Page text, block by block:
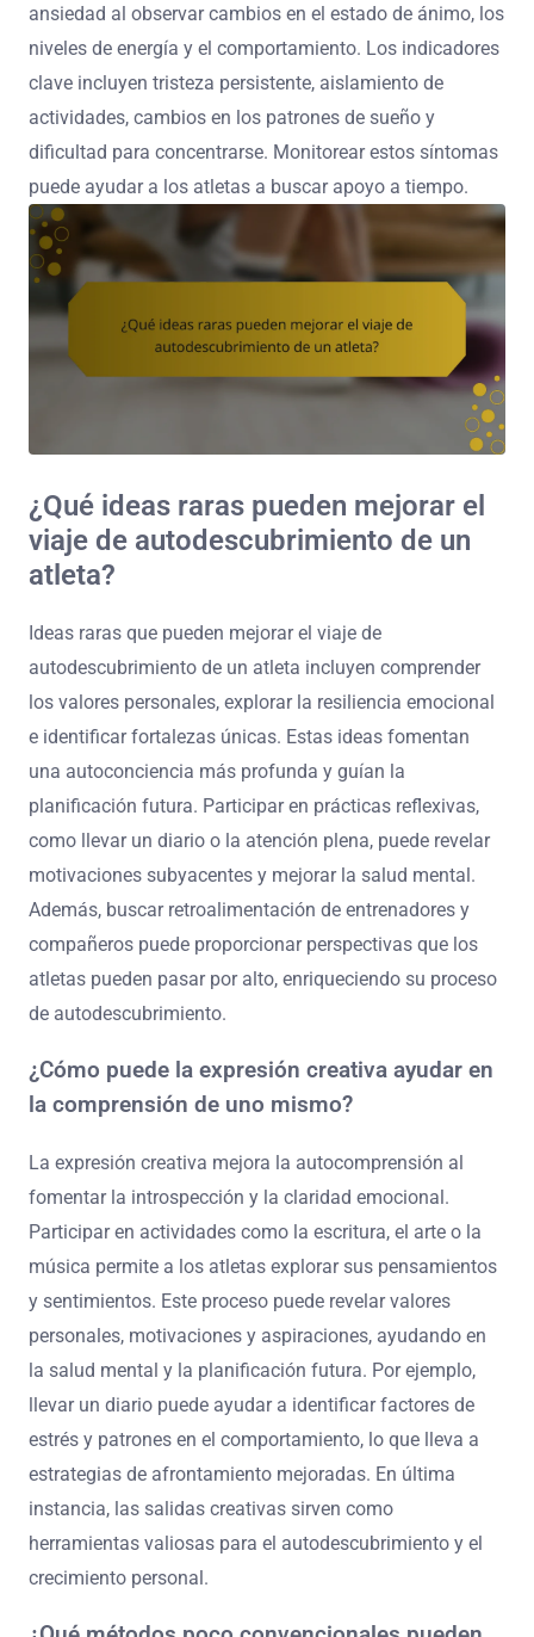
ansiedad al observar cambios en el estado de ánimo, los
niveles de energía y el comportamiento. Los indicadores
clave incluyen tristeza persistente, aislamiento de
actividades, cambios en los patrones de sueño y
dificultad para concentrarse. Monitorear estos síntomas
puede ayudar a los atletas a buscar apoyo a tiempo.
¿Qué ideas raras pueden mejorar el
viaje de autodescubrimiento de un
atleta?
Ideas raras que pueden mejorar el viaje de
autodescubrimiento de un atleta incluyen comprender
los valores personales, explorar la resiliencia emocional
e identificar fortalezas únicas. Estas ideas fomentan
una autoconciencia más profunda y guían la
planificación futura. Participar en prácticas reflexivas,
como llevar un diario o la atención plena, puede revelar
motivaciones subyacentes y mejorar la salud mental.
Además, buscar retroalimentación de entrenadores y
compañeros puede proporcionar perspectivas que los
atletas pueden pasar por alto, enriqueciendo su proceso
de autodescubrimiento.
¿Cómo puede la expresión creativa ayudar en
la comprensión de uno mismo?
La expresión creativa mejora la autocomprensión al
fomentar la introspección y la claridad emocional.
Participar en actividades como la escritura, el arte o la
música permite a los atletas explorar sus pensamientos
y sentimientos. Este proceso puede revelar valores
personales, motivaciones y aspiraciones, ayudando en
la salud mental y la planificación futura. Por ejemplo,
llevar un diario puede ayudar a identificar factores de
estrés y patrones en el comportamiento, lo que lleva a
estrategias de afrontamiento mejoradas. En última
instancia, las salidas creativas sirven como
herramientas valiosas para el autodescubrimiento y el
crecimiento personal.